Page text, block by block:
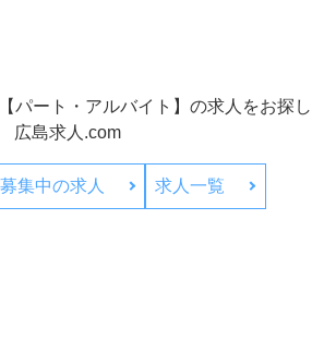
パート・アルバイト】の求人をお探
広島求人.com
募集中の求人 求人一覧